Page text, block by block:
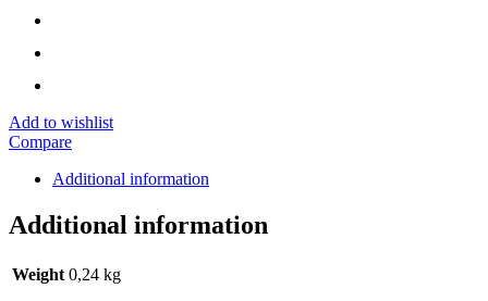
Add to wishlist
Compare
Additional information
Additional information
Weight 0,24 kg